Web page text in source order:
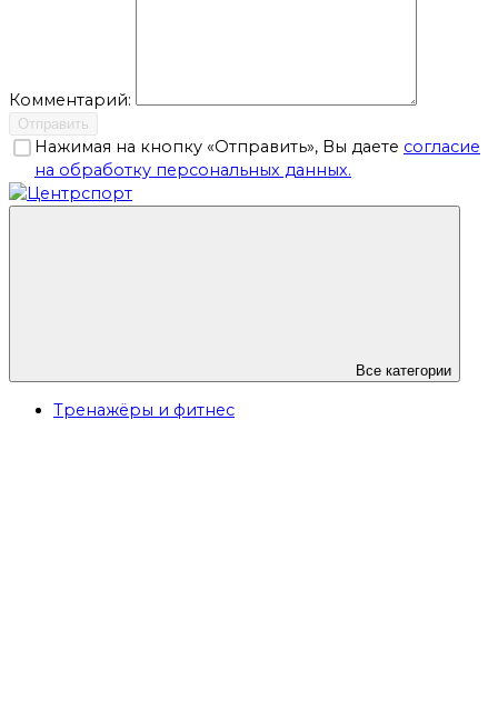
Комментарий:
Отправить
Нажимая на кнопку «Отправить», Вы даете согласие
на обработку персональных данных.
Все категории
Тренажёры и фитнес